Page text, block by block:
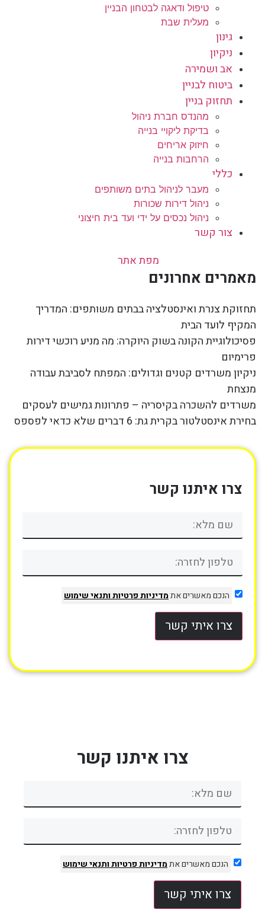
טיפול ודאגה לבטחון הבניין
מעלית שבת
גינון
ניקיון
אב ושמירה
ביטוח לבניין
תחזוק בניין
מהנדס חברת ניהול
בדיקת ליקויי בנייה
חיזוק אריחים
הרחבות בנייה
כללי
מעבר לניהול בתים משותפים
ניהול דירות שכורות
ניהול נכסים על ידי ועד בית חיצוני
צור קשר
מפת אתר
מאמרים אחרונים
תחזוקת צנרת ואינסטלציה בבתים משותפים: המדריך
המקיף לועד הבית
פסיכולוגיית הקונה בשוק היוקרה: מה מניע רוכשי דירות
פרימיום
ניקיון משרדים קטנים וגדולים: המפתח לסביבת עבודה
מנצחת
משרדים להשכרה בקיסריה – פתרונות גמישים לעסקים
בחירת אינסטלטור בקרית גת: 6 דברים שלא כדאי לפספס
צרו איתנו קשר
הנכם מאשרים אתמדיניות פרטיותותנאי שימוש
צרו איתי קשר
צרו איתנו קשר
הנכם מאשרים אתמדיניות פרטיותותנאי שימוש
צרו איתי קשר